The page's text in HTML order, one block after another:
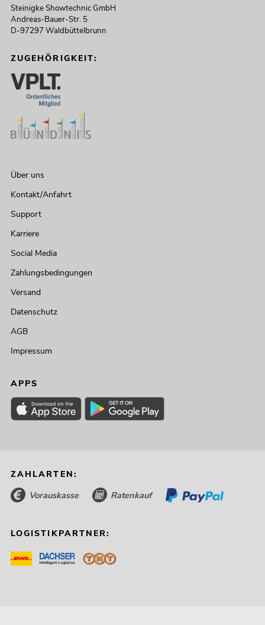
Steinigke Showtechnic GmbH
Andreas-Bauer-Str. 5
D-97297 Waldbüttelbrunn
ZUGEHÖRIGKEIT:
Über uns
Kontakt/Anfahrt
Support
Karriere
Social Media
Zahlungsbedingungen
Versand
Datenschutz
AGB
Impressum
APPS
ZAHLARTEN:
Vorauskasse Ratenkauf
LOGISTIKPARTNER: